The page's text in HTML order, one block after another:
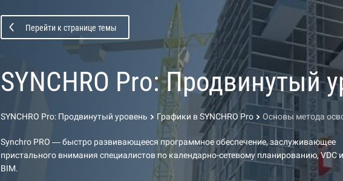
Перейти к странице темы
SYNCHRO Pro: Продвинутый
SYNCHRO Pro: Продвинутый уровень Графики в SYNCHRO Pro Основы метода
Synchro PRO — быстро развивающееся программное обеспечение, заслуживающее
пристального внимания специалистов по календарно-сетевому планированию, VDC и
BIM.